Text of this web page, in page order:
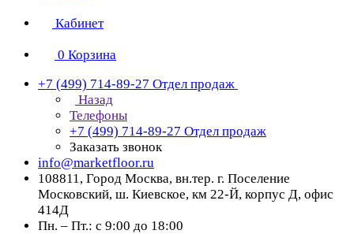
Кабинет
0 Корзина
+7 (499) 714-89-27 Отдел продаж
Назад
Телефоны
+7 (499) 714-89-27 Отдел продаж
Заказать звонок
info@marketfloor.ru
108811, Город Москва, вн.тер. г. Поселение
Московский, ш. Киевское, км 22-Й, корпус Д, офис
414Д
Пн. – Пт.: с 9:00 до 18:00